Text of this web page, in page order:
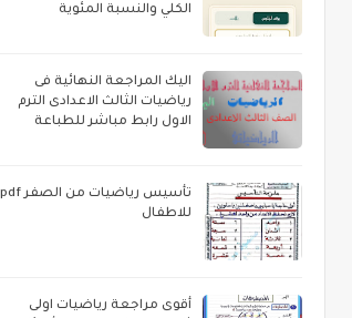
الكلي والنسبة المئوية
اليك المراجعة النهائية فى
رياضيات الثالث الاعدادى الترم
الاول رابط مباشر للطباعة
تأسيس رياضيات من الصفر pdf
للاطفال
أقوى مراجعة رياضيات اولى